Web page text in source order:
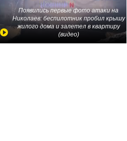
Появились первые фото атаки на
Николаев: беспилотник пробил крышу
жилого дома и залетел в квартиру
(видео)